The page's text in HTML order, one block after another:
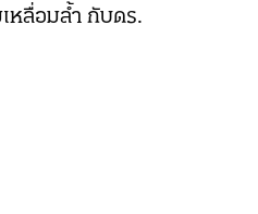
หลื่อมล้ำ กับดร.